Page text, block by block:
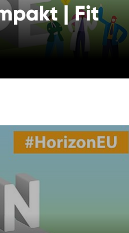
| Fit